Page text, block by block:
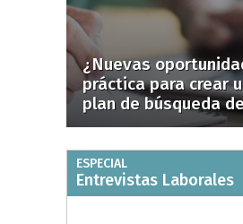
¿Nuevas
práctica para crear
plan de búsqueda
ESPECIAL
Entrevistas Laborales